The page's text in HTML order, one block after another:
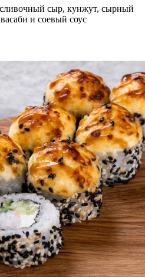
сливочный сыр, кунжут, сырный
и соевый соус